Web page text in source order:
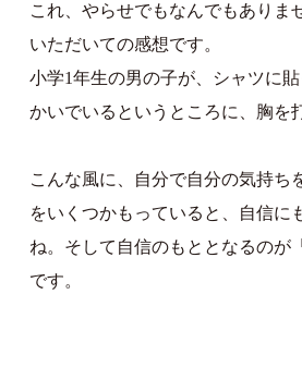
これ、やらせでもなんでもありま
いただいての感想です。
小学1年生の男の子が、シャツに
かいでいるというところに、胸を
こんな風に、自分で自分の気持ち
をいくつかもっていると、自信に
ね。そして自信のもととなるのが
です。